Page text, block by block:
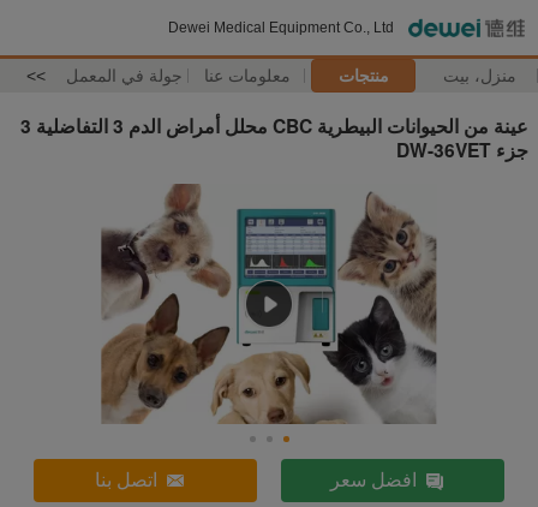
Dewei Medical Equipment Co., Ltd
منزل، بيت منتجات معلومات عنا جولة في المعمل >>
عينة من الحيوانات البيطرية CBC محلل أمراض الدم 3 التفاضلية 3
جزء DW-36VET
افضل سعر اتصل بنا